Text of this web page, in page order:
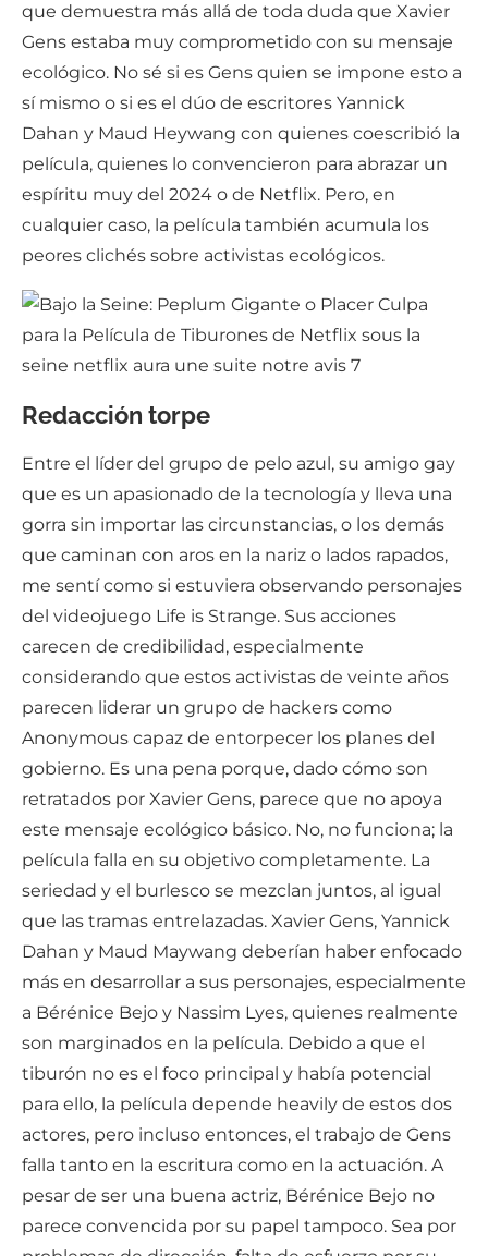
que demuestra más allá de toda duda que Xavier
Gens estaba muy comprometido con su mensaje
ecológico. No sé si es Gens quien se impone esto a
sí mismo o si es el dúo de escritores Yannick
Dahan y Maud Heywang con quienes coescribió la
película, quienes lo convencieron para abrazar un
espíritu muy del 2024 o de Netflix. Pero, en
cualquier caso, la película también acumula los
peores clichés sobre activistas ecológicos.
Redacción torpe
Entre el líder del grupo de pelo azul, su amigo gay
que es un apasionado de la tecnología y lleva una
gorra sin importar las circunstancias, o los demás
que caminan con aros en la nariz o lados rapados,
me sentí como si estuviera observando personajes
del videojuego Life is Strange. Sus acciones
carecen de credibilidad, especialmente
considerando que estos activistas de veinte años
parecen liderar un grupo de hackers como
Anonymous capaz de entorpecer los planes del
gobierno. Es una pena porque, dado cómo son
retratados por Xavier Gens, parece que no apoya
este mensaje ecológico básico. No, no funciona; la
película falla en su objetivo completamente. La
seriedad y el burlesco se mezclan juntos, al igual
que las tramas entrelazadas. Xavier Gens, Yannick
Dahan y Maud Maywang deberían haber enfocado
más en desarrollar a sus personajes, especialmente
a Bérénice Bejo y Nassim Lyes, quienes realmente
son marginados en la película. Debido a que el
tiburón no es el foco principal y había potencial
para ello, la película depende heavily de estos dos
actores, pero incluso entonces, el trabajo de Gens
falla tanto en la escritura como en la actuación. A
pesar de ser una buena actriz, Bérénice Bejo no
parece convencida por su papel tampoco. Sea por